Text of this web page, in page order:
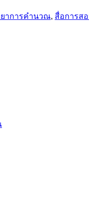
าการคำนวณ, สื่อการส